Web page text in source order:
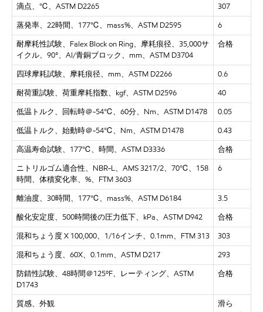
滴点、 ℃、ASTM D2265
307
蒸発率、 22時間、177℃、mass%、ASTM D2595
6
耐摩耗性試験、 Falex Block on Ring、摩耗痕径、35,000サ
イクル、90°、Al/青銅ブロック、mm、ASTM D3704
合格
四球摩耗試験、摩耗痕径、 mm、ASTM D2266
0.6
耐荷重試験、荷重摩耗指数、 kgf、ASTM D2596
40
低温トルク、回転時＠-54℃、60分、Nm、ASTM D1478
0.05
低温トルク、始動時＠-54℃、Nm、ASTM D1478
0.43
高温寿命試験、 177℃、時間、ASTM D3336
合格
ニトリルゴム適合性、 NBR-L、AMS 3217/2、70℃、158
時間、体積変化率、%、FTM 3603
6
離油度、 30時間、177℃、mass%、ASTM D6184
3.5
酸化安定度、 500時間後の圧力低下、kPa、ASTM D942
合格
混和ちょう度X 100,000、1/16インチ、0.1mm、FTM 313
303
混和ちょう度、 60X、0.1mm、ASTM D217
293
防錆性試験、 48時間＠125ºF、レーティング、ASTM
D1743
合格
質感、外観
滑ら